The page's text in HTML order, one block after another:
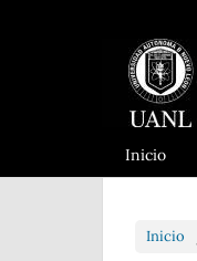
Inicio
Inicio